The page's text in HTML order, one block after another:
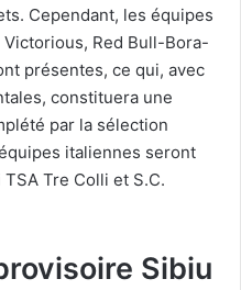
Cependant, les équipes
Red Bull-Bora-
présentes, ce qui, avec
constituera une
par la sélection
italiennes seront
Tre Colli et S.C.
Sibiu